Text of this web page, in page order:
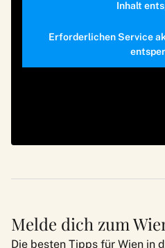
Inhalt
Erforderlichen Service
Melde dich zum
Die besten Tipps für Wien in